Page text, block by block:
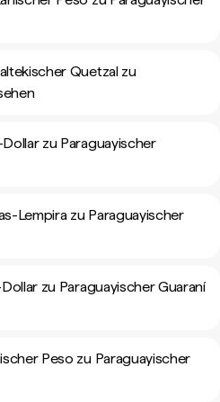
Quetzal zu
zu Paraguayischer
Lempira zu Paraguayischer
zu Paraguayischer Guaraní
Peso zu Paraguayischer